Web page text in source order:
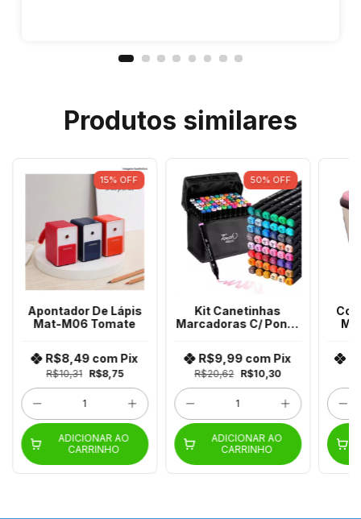
Produtos similares
15% OFF
Apontador De Lápis
Mat-M06 Tomate
R$10,31 R$8,75
R$8,49 com Pix
ADICIONAR AO
CARRINHO
50% OFF
Kit Canetinhas
Marcadoras C/ Ponta
R$20,62 R$10,30
R$9,99 com Pix
ADICIONAR AO
CARRINHO